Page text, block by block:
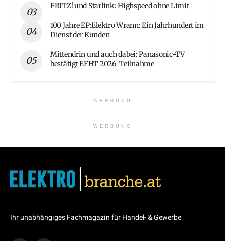
FRITZ! und Starlink: Highspeed ohne Limit
100 Jahre EP:Elektro Wrann: Ein Jahrhundert im
Dienst der Kunden
Mittendrin und auch dabei: Panasonic-TV
bestätigt EFHT 2026-Teilnahme
WERBUNG
WERBUNG
Ihr unabhängiges Fachmagazin für Handel- & Gewerbe